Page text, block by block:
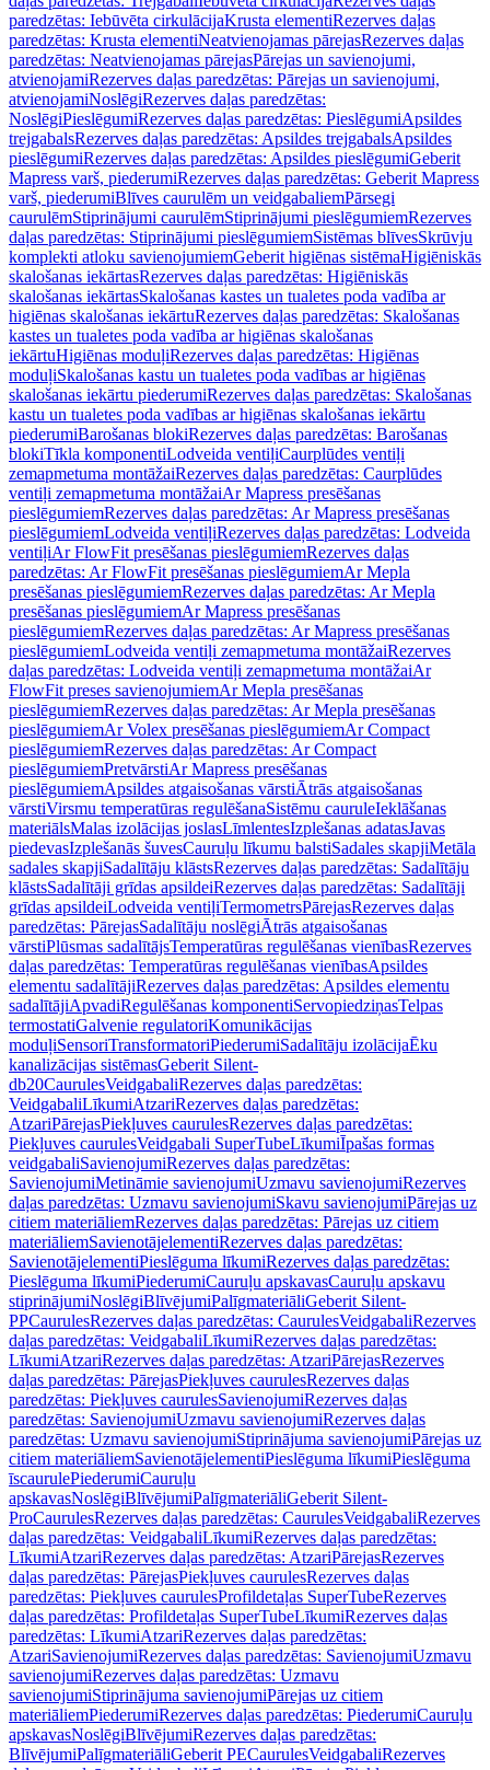
paredzētas: Iebūvēta cirkulācijaKrusta elementiRezerves daļas
paredzētas: Krusta elementiNeatvienojamas pārejasRezerves daļas
paredzētas: Neatvienojamas pārejasPārejas un savienojumi,
atvienojamiRezerves daļas paredzētas: Pārejas un savienojumi,
atvienojamiNoslēgiRezerves daļas paredzētas:
NoslēgiPieslēgumiRezerves daļas paredzētas: PieslēgumiApsildes
trejgabalsRezerves daļas paredzētas: Apsildes trejgabalsApsildes
pieslēgumiRezerves daļas paredzētas: Apsildes pieslēgumiGeberit
Mapress varš, piederumiRezerves daļas paredzētas: Geberit Mapress
varš, piederumiBlīves caurulēm un veidgabaliemPārsegi
caurulēmStiprinājumi caurulēmStiprinājumi pieslēgumiemRezerves
daļas paredzētas: Stiprinājumi pieslēgumiemSistēmas blīvesSkrūvju
komplekti atloku savienojumiemGeberit higiēnas sistēmaHigiēniskās
skalošanas iekārtasRezerves daļas paredzētas: Higiēniskās
skalošanas iekārtasSkalošanas kastes un tualetes poda vadība ar
higiēnas skalošanas iekārtuRezerves daļas paredzētas: Skalošanas
kastes un tualetes poda vadība ar higiēnas skalošanas
iekārtuHigiēnas moduļiRezerves daļas paredzētas: Higiēnas
moduļiSkalošanas kastu un tualetes poda vadības ar higiēnas
skalošanas iekārtu piederumiRezerves daļas paredzētas: Skalošanas
kastu un tualetes poda vadības ar higiēnas skalošanas iekārtu
piederumiBarošanas blokiRezerves daļas paredzētas: Barošanas
blokiTīkla komponentiLodveida ventiļiCaurplūdes ventiļi
zemapmetuma montāžaiRezerves daļas paredzētas: Caurplūdes
ventiļi zemapmetuma montāžaiAr Mapress presēšanas
pieslēgumiemRezerves daļas paredzētas: Ar Mapress presēšanas
pieslēgumiemLodveida ventiļiRezerves daļas paredzētas: Lodveida
ventiļiAr FlowFit presēšanas pieslēgumiemRezerves daļas
paredzētas: Ar FlowFit presēšanas pieslēgumiemAr Mepla
presēšanas pieslēgumiemRezerves daļas paredzētas: Ar Mepla
presēšanas pieslēgumiemAr Mapress presēšanas
pieslēgumiemRezerves daļas paredzētas: Ar Mapress presēšanas
pieslēgumiemLodveida ventiļi zemapmetuma montāžaiRezerves
daļas paredzētas: Lodveida ventiļi zemapmetuma montāžaiAr
FlowFit preses savienojumiemAr Mepla presēšanas
pieslēgumiemRezerves daļas paredzētas: Ar Mepla presēšanas
pieslēgumiemAr Volex presēšanas pieslēgumiemAr Compact
pieslēgumiemRezerves daļas paredzētas: Ar Compact
pieslēgumiemPretvārstiAr Mapress presēšanas
pieslēgumiemApsildes atgaisošanas vārstiĀtrās atgaisošanas
vārstiVirsmu temperatūras regulēšanaSistēmu cauruleIeklāšanas
materiālsMalas izolācijas joslasLīmlentesIzplešanas adatasJavas
piedevasIzplešanās šuvesCauruļu līkumu balstiSadales skapjiMetāla
sadales skapjiSadalītāju klāstsRezerves daļas paredzētas: Sadalītāju
klāstsSadalītāji grīdas apsildeiRezerves daļas paredzētas: Sadalītāji
grīdas apsildeiLodveida ventiļiTermometrsPārejasRezerves daļas
paredzētas: PārejasSadalītāju noslēgiĀtrās atgaisošanas
vārstiPlūsmas sadalītājsTemperatūras regulēšanas vienībasRezerves
daļas paredzētas: Temperatūras regulēšanas vienībasApsildes
elementu sadalītājiRezerves daļas paredzētas: Apsildes elementu
sadalītājiApvadiRegulēšanas komponentiServopiedziņasTelpas
termostatiGalvenie regulatoriKomunikācijas
moduļiSensoriTransformatoriPiederumiSadalītāju izolācijaĒku
kanalizācijas sistēmasGeberit Silent-
db20CaurulesVeidgabaliRezerves daļas paredzētas:
VeidgabaliLīkumiAtzariRezerves daļas paredzētas:
AtzariPārejasPiekļuves caurulesRezerves daļas paredzētas:
Piekļuves caurulesVeidgabali SuperTubeLīkumiĪpašas formas
veidgabaliSavienojumiRezerves daļas paredzētas:
SavienojumiMetināmie savienojumiUzmavu savienojumiRezerves
daļas paredzētas: Uzmavu savienojumiSkavu savienojumiPārejas uz
citiem materiāliemRezerves daļas paredzētas: Pārejas uz citiem
materiāliemSavienotājelementiRezerves daļas paredzētas:
SavienotājelementiPieslēguma līkumiRezerves daļas paredzētas:
Pieslēguma līkumiPiederumiCauruļu apskavasCauruļu apskavu
stiprinājumiNoslēgiBlīvējumiPalīgmateriāliGeberit Silent-
PPCaurulesRezerves daļas paredzētas: CaurulesVeidgabaliRezerves
daļas paredzētas: VeidgabaliLīkumiRezerves daļas paredzētas:
LīkumiAtzariRezerves daļas paredzētas: AtzariPārejasRezerves
daļas paredzētas: PārejasPiekļuves caurulesRezerves daļas
paredzētas: Piekļuves caurulesSavienojumiRezerves daļas
paredzētas: SavienojumiUzmavu savienojumiRezerves daļas
paredzētas: Uzmavu savienojumiStiprinājuma savienojumiPārejas uz
citiem materiāliemSavienotājelementiPieslēguma līkumiPieslēguma
īscaurulePiederumiCauruļu
apskavasNoslēgiBlīvējumiPalīgmateriāliGeberit Silent-
ProCaurulesRezerves daļas paredzētas: CaurulesVeidgabaliRezerves
daļas paredzētas: VeidgabaliLīkumiRezerves daļas paredzētas:
LīkumiAtzariRezerves daļas paredzētas: AtzariPārejasRezerves
daļas paredzētas: PārejasPiekļuves caurulesRezerves daļas
paredzētas: Piekļuves caurulesProfildetaļas SuperTubeRezerves
daļas paredzētas: Profildetaļas SuperTubeLīkumiRezerves daļas
paredzētas: LīkumiAtzariRezerves daļas paredzētas:
AtzariSavienojumiRezerves daļas paredzētas: SavienojumiUzmavu
savienojumiRezerves daļas paredzētas: Uzmavu
savienojumiStiprinājuma savienojumiPārejas uz citiem
materiāliemPiederumiRezerves daļas paredzētas: PiederumiCauruļu
apskavasNoslēgiBlīvējumiRezerves daļas paredzētas:
BlīvējumiPalīgmateriāliGeberit PECaurulesVeidgabaliRezerves